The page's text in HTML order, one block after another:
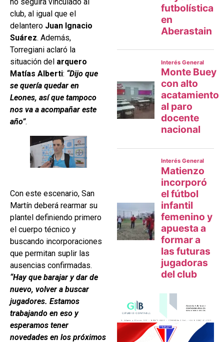
club, al igual que el
delantero Juan Ignacio
Suárez. Además,
Torregiani aclaró la
situación del arquero
Matías Alberti: “Dijo que
se quería quedar en
Leones, así que tampoco
nos va a acompañar este
año”.
Con este escenario, San
Martín deberá rearmar su
plantel definiendo primero
el cuerpo técnico y
buscando incorporaciones
que permitan suplir las
ausencias confirmadas.
“Hay que barajar y dar de
nuevo, volver a buscar
jugadores. Estamos
trabajando en eso y
esperamos tener
novedades en los próximos